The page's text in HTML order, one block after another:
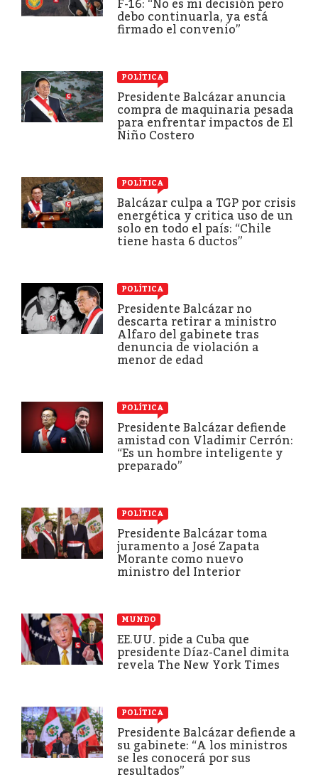
F-16: “No es mi decisión pero
debo continuarla, ya está
firmado el convenio”
POLÍTICA
Presidente Balcázar anuncia
compra de maquinaria pesada
para enfrentar impactos de El
Niño Costero
POLÍTICA
Balcázar culpa a TGP por crisis
energética y critica uso de un
solo en todo el país: “Chile
tiene hasta 6 ductos”
POLÍTICA
Presidente Balcázar no
descarta retirar a ministro
Alfaro del gabinete tras
denuncia de violación a
menor de edad
POLÍTICA
Presidente Balcázar defiende
amistad con Vladimir Cerrón:
“Es un hombre inteligente y
preparado”
POLÍTICA
Presidente Balcázar toma
juramento a José Zapata
Morante como nuevo
ministro del Interior
MUNDO
EE.UU. pide a Cuba que
presidente Díaz-Canel dimita
revela The New York Times
POLÍTICA
Presidente Balcázar defiende a
su gabinete: “A los ministros
se les conocerá por sus
resultados”